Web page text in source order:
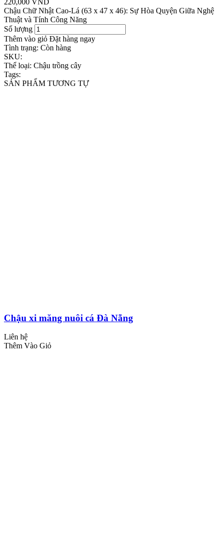
Chậu Chữ Nhật Cao-Lá (63 x 47 x 46): Sự Hòa Quyện Giữa Nghệ
Thuật và Tính Công Năng
Số lượng
Thêm vào giỏ Đặt hàng ngay
Tình trạng: Còn hàng
SKU:
Thể loại: Chậu trồng cây
Tags:
SẢN PHẨM TƯƠNG TỰ
Chậu xi măng nuôi cá Đà Nẵng
Liên hệ
Thêm Vào Giỏ